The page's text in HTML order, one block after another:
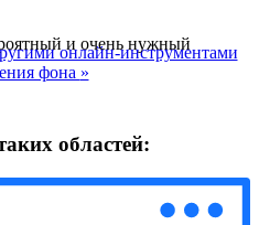
онлайн-инструментами
фона »
и очень нужный
областей: